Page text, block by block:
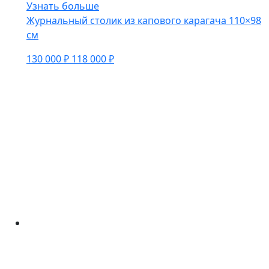
Узнать больше
Журнальный столик из капового карагача 110×98
см
130 000 ₽ 118 000 ₽